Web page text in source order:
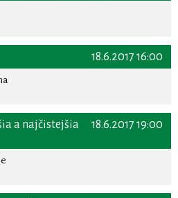
18.6.2017 16:00
18.6.2017 19:00
a najčistejšia